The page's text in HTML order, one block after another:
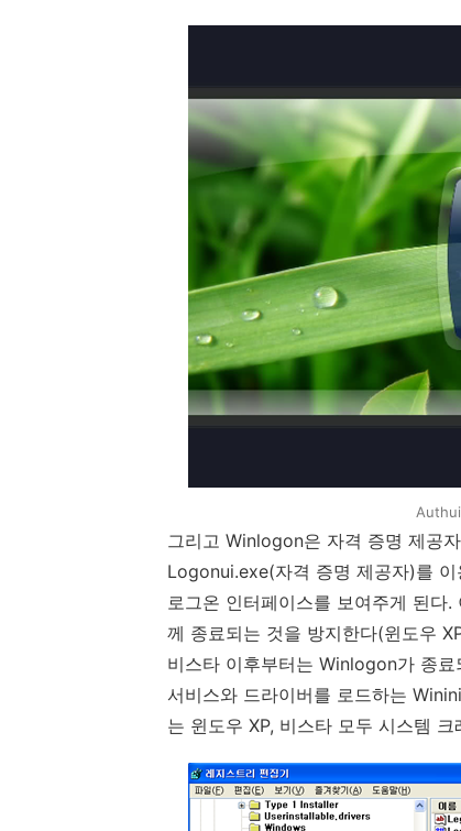
그리고 Winlogon은 자격 증명 제공
Logonui.exe(자격 증명 제공자)를
로그온 인터페이스를 보여주게 된다.
께 종료되는 것을 방지한다(윈도우
비스타 이후부터는 Winlogon가 종료
서비스와 드라이버를 로드하는
는 윈도우 XP, 비스타 모두 시스템 크